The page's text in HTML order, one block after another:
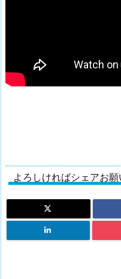
よろしければシェアお